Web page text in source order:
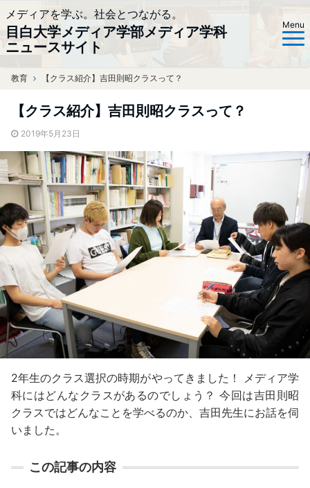
メディアを学ぶ。社会とつながる。
目白大学メディア学部メディア学科
ニュースサイト
Menu
ホーム
教育 【クラス紹介】吉田則昭クラスって？
【クラス紹介】吉田則昭クラスって？
2019年5月23日
2年生のクラス選択の時期がやってきました！ メディア学
科にはどんなクラスがあるのでしょう？ 今回は吉田則昭
クラスではどんなことを学べるのか、吉田先生にお話を伺
いました。